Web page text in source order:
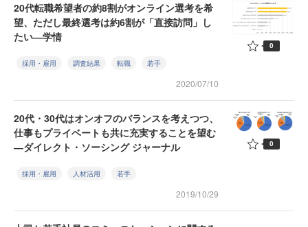
20代転職希望者の約8割がオンライン選考を希
望、ただし最終選考は約6割が「直接訪問」し
たい―学情
採用・雇用 調査結果 転職 若手
2020/07/10
0
20代・30代はオンオフのバランスを考えつつ、
仕事もプライベートも共に充実することを望む
―ダイレクト・ソーシング ジャーナル
採用・雇用 人材活用 若手
2019/10/29
0